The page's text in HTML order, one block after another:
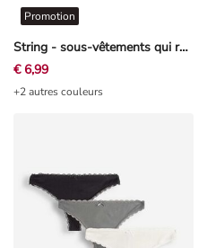
String - sous-vêtements qui remodèlent légèrement la silhouette - noir
Promotion
€ 6,99
+2 autres couleurs